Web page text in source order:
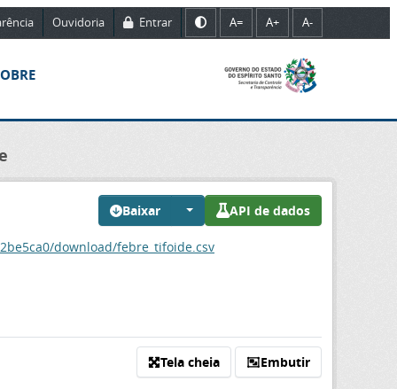
Ouvidoria Entrar A= A+ A-
Baixar API de dados
download/febre_tifoide.csv
Tela cheia Embutir